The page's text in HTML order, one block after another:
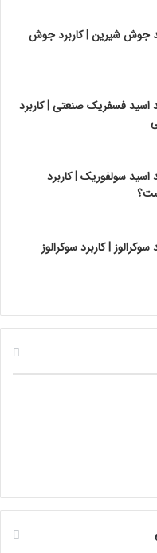
جوش شیرین | کاربرد جوش
فسفریک صنعتی | کاربرد
سولفوریک | کاربرد
| کاربرد سوکرالوز